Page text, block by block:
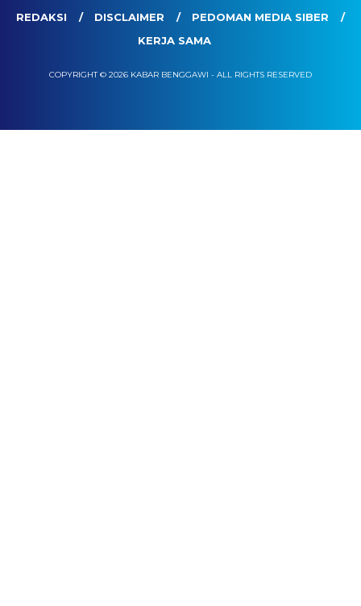
REDAKSI DISCLAIMER
PEDOMAN MEDIA SIBER
KERJA SAMA
COPYRIGHT © 2026 KABAR BENGGAWI - ALL RIGHTS RESERVED